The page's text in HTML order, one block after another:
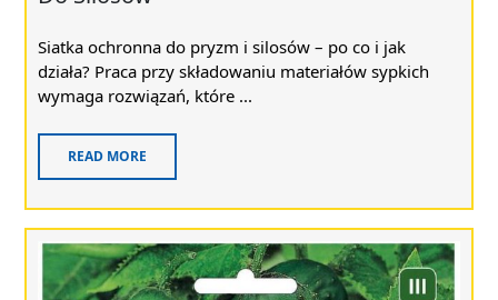
Siatka ochronna do pryzm i silosów – po co i jak
działa? Praca przy składowaniu materiałów sypkich
wymaga rozwiązań, które ...
READ MORE